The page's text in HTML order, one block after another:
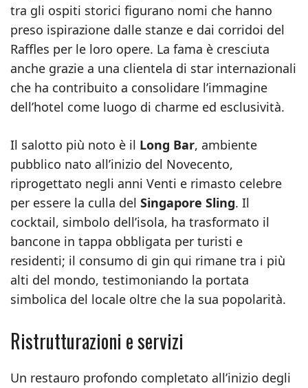
tra gli ospiti storici figurano nomi che hanno
preso ispirazione dalle stanze e dai corridoi del
Raffles per le loro opere. La fama è cresciuta
anche grazie a una clientela di star internazionali
che ha contribuito a consolidare l’immagine
dell’hotel come luogo di charme ed esclusività.
Il salotto più noto è il Long Bar, ambiente
pubblico nato all’inizio del Novecento,
riprogettato negli anni Venti e rimasto celebre
per essere la culla del Singapore Sling. Il
cocktail, simbolo dell’isola, ha trasformato il
bancone in tappa obbligata per turisti e
residenti; il consumo di gin qui rimane tra i più
alti del mondo, testimoniando la portata
simbolica del locale oltre che la sua popolarità.
Ristrutturazioni e servizi
Un restauro profondo completato all’inizio degli